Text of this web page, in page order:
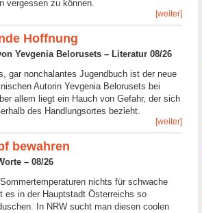
vergessen zu können.
[weiter]
Hoffnung
Yevgenia Belorusets – Literatur 08/26
gar nonchalantes Jugendbuch ist der neue
Autorin Yevgenia Belorusets bei
allem liegt ein Hauch von Gefahr, der sich
des Handlungsortes bezieht.
[weiter]
bewahren
– 08/26
nichts für schwache
es in der Hauptstadt Österreichs so
In NRW sucht man diesen coolen